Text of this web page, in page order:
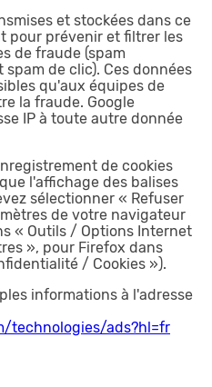
et stockées dans ce
pour prévenir et filtrer les
de fraude (spam
de clic). Ces données
qu'aux équipes de
la fraude. Google
IP à toute autre donnée
de cookies
l'affichage des balises
sélectionner « Refuser
de votre navigateur
« Outils / Options Internet
», pour Firefox dans
/ Cookies »).
informations à l'adresse
technologies/ads?hl=fr